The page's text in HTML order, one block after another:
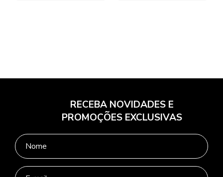
RECEBA NOVIDADES E
PROMOÇÕES EXCLUSIVAS